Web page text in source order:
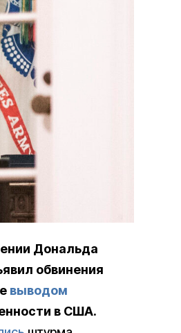
Дональда
обвинения
выводом
в США.